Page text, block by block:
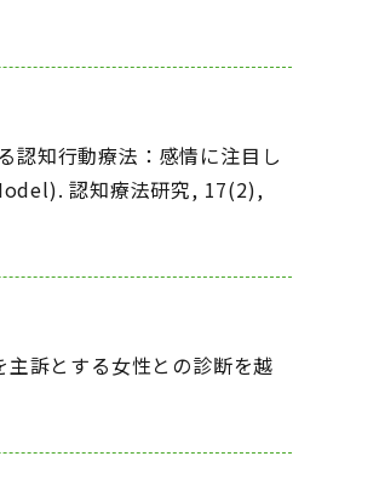
認知行動療法：感情に注目し
認知療法研究, 17(2),
訴とする女性との診断を越